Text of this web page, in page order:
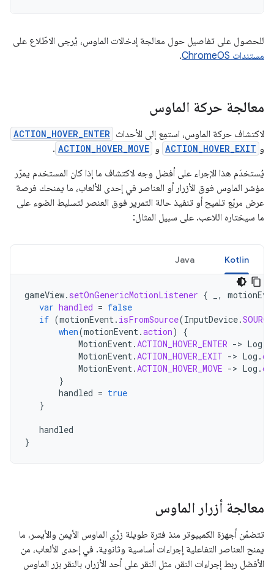
للحصول على تفاصيل حول معالجة إدخالات الماوس، يُرجى الاطّلاع على
مستندات ChromeOS
.
معالجة حركة الماوس
لاكتشاف حركة الماوس، استمِع إلى الأحداث ACTION_HOVER_ENTER
و ACTION_HOVER_EXIT و ACTION_HOVER_MOVE
.
يُستخدَم هذا الإجراء على أفضل وجه لاكتشاف ما إذا كان المستخدم يمرّر
مؤشر الماوس فوق الأزرار أو العناصر في إحدى الألعاب، ما يمنحك فرصة
عرض مربّع تلميح أو تنفيذ حالة التمرير فوق العنصر لتسليط الضوء على
ما سيختاره اللاعب. على سبيل المثال:
Kotlin
Java
gameView. setOnGenericMotionListener { ,
var handled = false
if (motionEvent. isFromSource(InputDevice.
when(motionEvent.action)
{
MotionEvent.ACTION_HOVER_ENTER -> Log
MotionEvent.ACTION_HOVER_EXIT -> Log .d
MotionEvent.ACTION_HOVER_MOVE -> Log .d
}
handled = true
}
handled
}
معالجة أزرار الماوس
تتضمّن أجهزة الكمبيوتر منذ فترة طويلة زرَّي الماوس الأيمن والأيسر، ما
يمنح العناصر التفاعلية إجراءات أساسية وثانوية. في إحدى الألعاب، من
الأفضل ربط إجراءات النقر، مثل النقر على أحد الأزرار، بالنقر بزر الماوس